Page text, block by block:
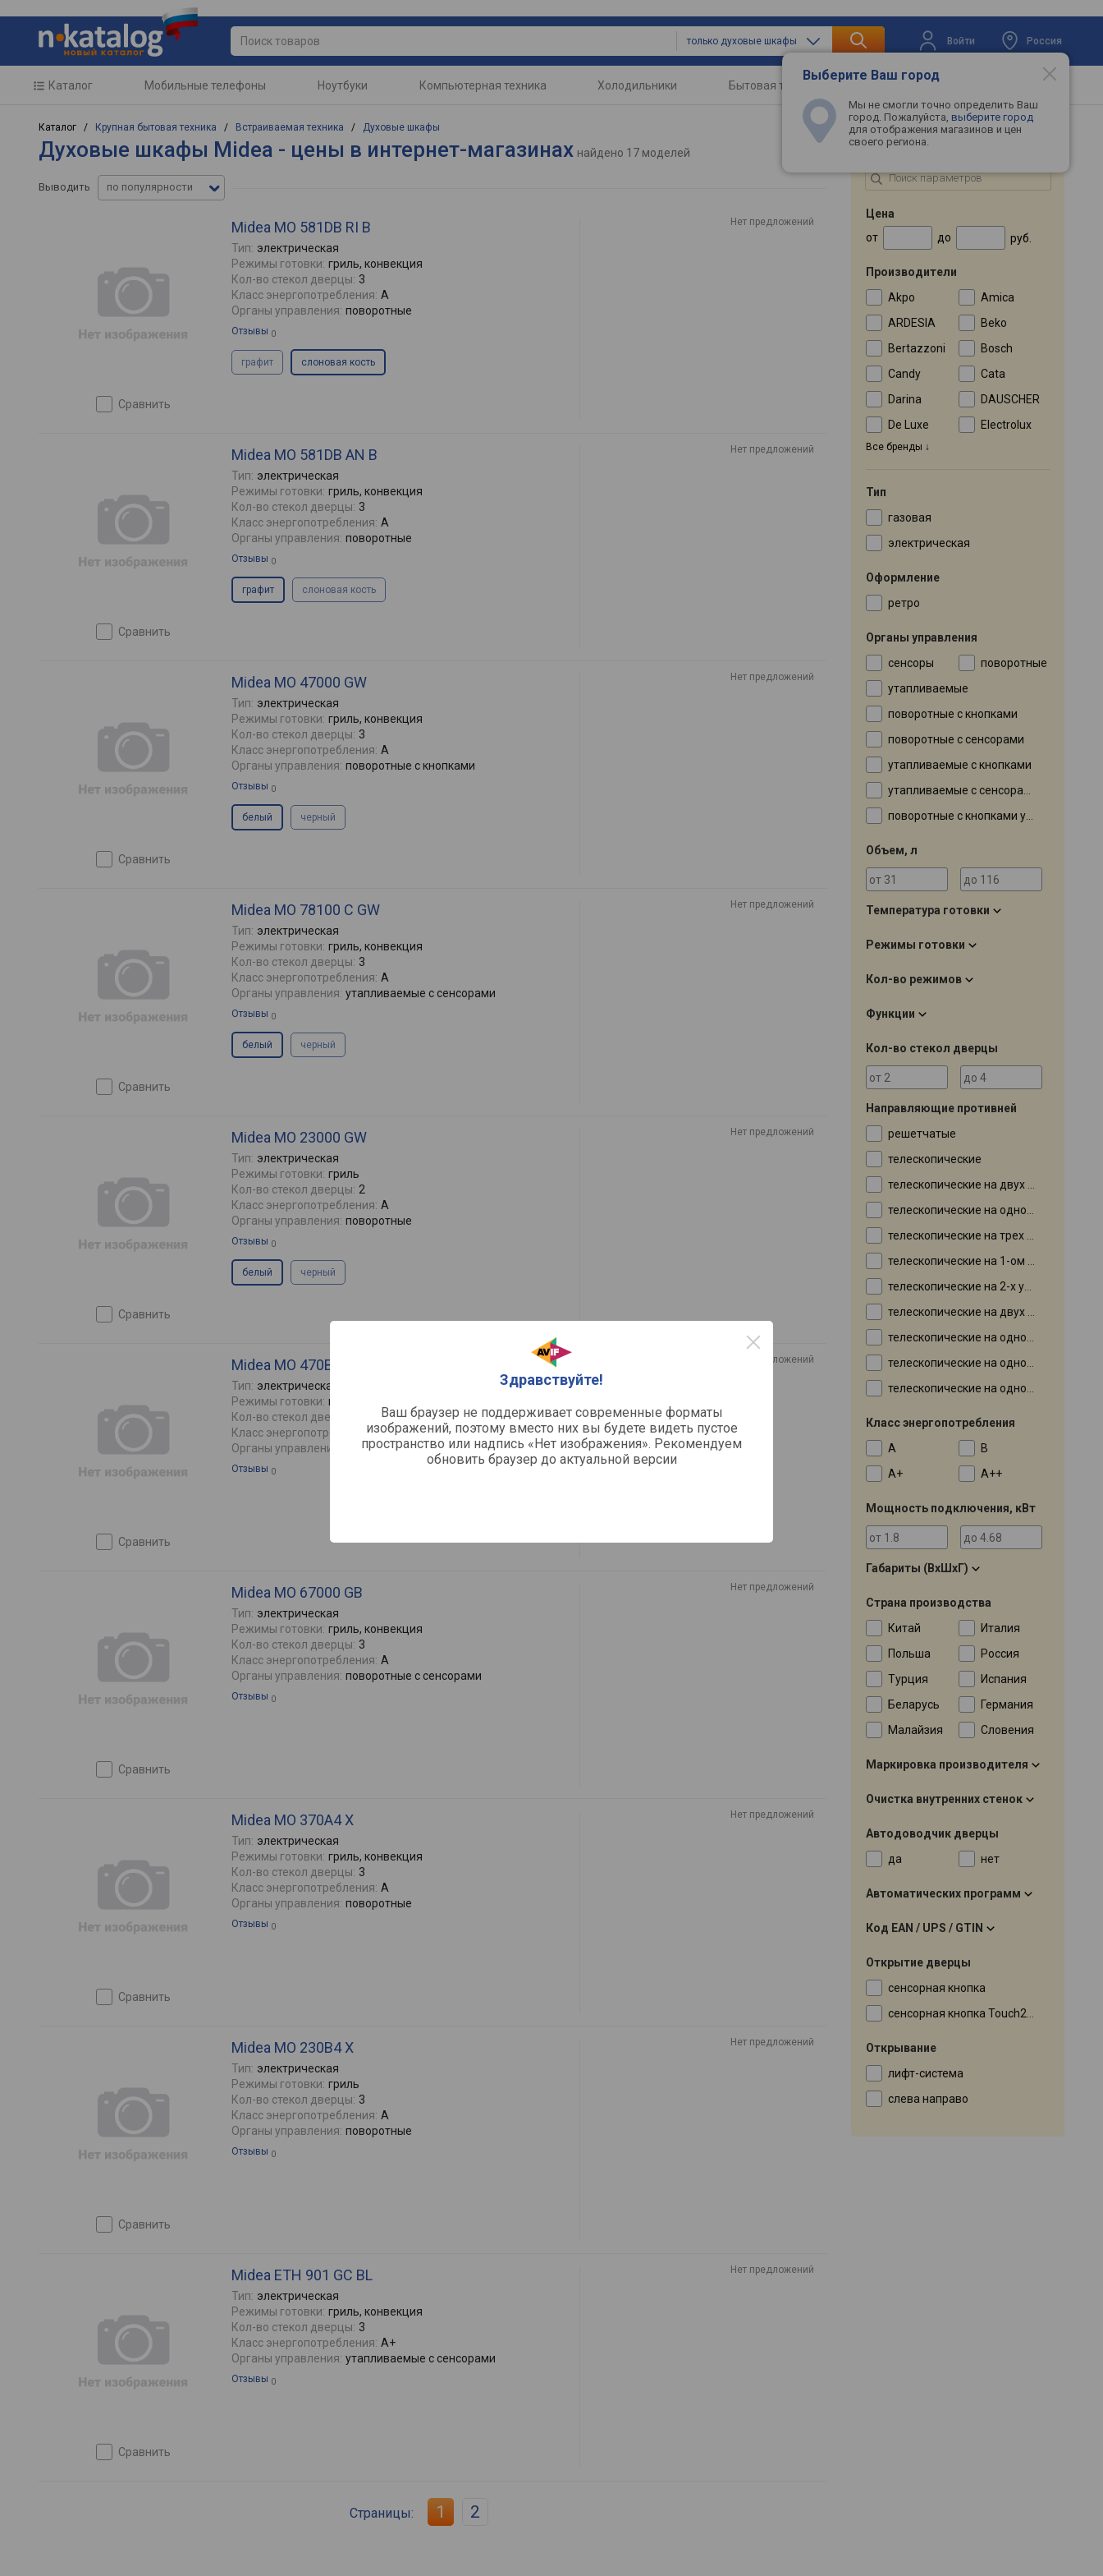
только духовые шкафы Войти Россия
Выберите Ваш город
Мы не смогли точно определить Ваш
город. Пожалуйста, выберите город
для отображения магазинов и цен
своего региона.
Здравствуйте!
Ваш браузер не поддерживает современные форматы
изображений, поэтому вместо них вы будете видеть пустое
пространство или надпись «Нет изображения». Рекомендуем
обновить браузер до актуальной версии
Каталог Мобильные телефоны Ноутбуки Компьютерная техника Холодильники Бытовая техника Телевизоры
Каталог / Крупная бытовая техника / Встраиваемая техника / Духовые шкафы
Духовые шкафы Midea - цены в интернет-магазинах найдено 17 моделей
Выводить по популярности
сравнить
Midea MO 581DB RI B
Тип: электрическая
Режимы готовки: гриль, конвекция
Кол-во стекол дверцы: 3
Класс энергопотребления: A
Органы управления: поворотные
Отзывы 0
графит слоновая кость
Нет предложений
сравнить
Midea MO 581DB AN B
Тип: электрическая
Режимы готовки: гриль, конвекция
Кол-во стекол дверцы: 3
Класс энергопотребления: A
Органы управления: поворотные
Отзывы 0
графит слоновая кость
Нет предложений
сравнить
Midea MO 47000 GW
Тип: электрическая
Режимы готовки: гриль, конвекция
Кол-во стекол дверцы: 3
Класс энергопотребления: A
Органы управления: поворотные с кнопками
Отзывы 0
белый черный
Нет предложений
сравнить
Midea MO 78100 C GW
Тип: электрическая
Режимы готовки: гриль, конвекция
Кол-во стекол дверцы: 3
Класс энергопотребления: A
Органы управления: утапливаемые с сенсорами
Отзывы 0
белый черный
Нет предложений
сравнить
Midea MO 23000 GW
Тип: электрическая
Режимы готовки: гриль
Кол-во стекол дверцы: 2
Класс энергопотребления: A
Органы управления: поворотные
Отзывы 0
белый черный
Нет предложений
сравнить
Midea MO 470B4 X
Тип: электрическая
Режимы готовки: гриль, конвекция
Кол-во стекол дверцы:
Класс энергопотребления: A
Органы управления:
поворотные с кнопками
Отзывы 0
Нет предложений
сравнить
Midea MO 67000 GB
Тип: электрическая
Режимы готовки: гриль, конвекция
Кол-во стекол дверцы: 3
Класс энергопотребления: A
Органы управления: поворотные с сенсорами
Отзывы 0
Нет предложений
сравнить
Midea MO 370A4 X
Тип: электрическая
Режимы готовки: гриль, конвекция
Кол-во стекол дверцы: 3
Класс энергопотребления: A
Органы управления: поворотные
Отзывы 0
Нет предложений
сравнить
Midea MO 230B4 X
Тип: электрическая
Режимы готовки: гриль
Кол-во стекол дверцы: 3
Класс энергопотребления: A
Органы управления: поворотные
Отзывы 0
Нет предложений
сравнить
Midea ETH 901 GC BL
Тип: электрическая
Режимы готовки: гриль, конвекция
Кол-во стекол дверцы: 3
Класс энергопотребления: A+
Органы управления: утапливаемые с сенсорами
Отзывы 0
Нет предложений
Страницы: 1 2
ПОДБОР ПО ПАРАМЕТРАМ
Цена
от
до руб.
Производители
Akpo
Amica
ARDESIA
Beko
Bertazzoni
Bosch
Candy
Cata
Darina
DAUSCHER
De Luxe
Electrolux
Все бренды
Тип
газовая
электрическая
Оформление
ретро
Органы управления
сенсоры
поворотные
утапливаемые
поворотные с кнопками
поворотные с сенсорами
утапливаемые с кнопками
утапливаемые с сенсорами
поворотные с кнопками утапливаемые
Объем, л
Температура готовки
Режимы готовки
Кол-во режимов
Функции
Кол-во стекол дверцы
Направляющие противней
решетчатые
телескопические
телескопические на двух уровнях
телескопические на одном уровне
телескопические на трех уровнях
телескопические на 1-ом уровне
телескопические на 2-х уровнях
телескопические на двух уровнях
телескопические на одном уровне
телескопические на одном уровне 1
телескопические на одном уровне на одном уровне
Класс энергопотребления
A
B
A+
A++
Мощность подключения, кВт
Габариты (ВхШхГ)
Страна производства
Китай
Италия
Польша
Россия
Турция
Испания
Беларусь
Германия
Малайзия
Словения
Маркировка производителя
Очистка внутренних стенок
Автодоводчик дверцы
да
нет
Автоматических программ
Код EAN / UPS / GTIN
Открытие дверцы
сенсорная кнопка
сенсорная кнопка Touch2Open
Открывание
лифт-система
слева направо